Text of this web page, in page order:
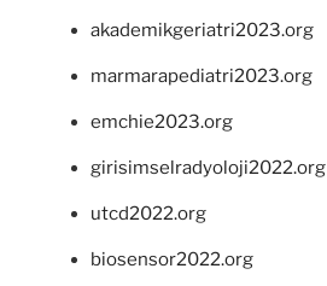
akademikgeriatri2023.org
marmarapediatri2023.org
emchie2023.org
girisimselradyoloji2022.org
utcd2022.org
biosensor2022.org